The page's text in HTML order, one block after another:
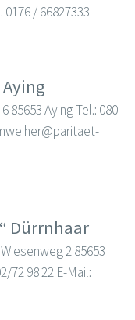
0176 / 66827333
85653 Aying Tel.: 080
Dürrnhaar
2 85653
72 98 22 E-Mail: